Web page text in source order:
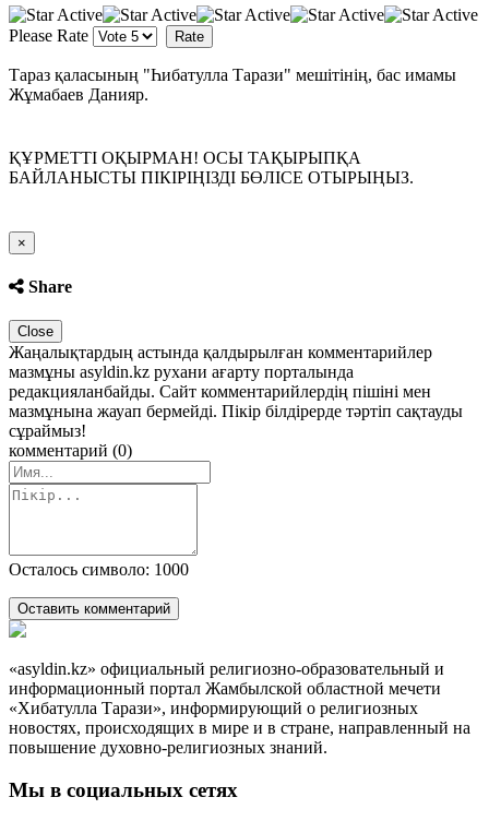
Please Rate
Тараз қаласының "Һибатулла Тарази" мешітінің, бас имамы
Жұмабаев Данияр.
ҚҰРМЕТТІ ОҚЫРМАН! ОСЫ ТАҚЫРЫПҚА
БАЙЛАНЫСТЫ ПІКІРІҢІЗДІ БӨЛІСЕ ОТЫРЫҢЫЗ.
×
Share
Close
Жаңалықтардың астында қалдырылған комментарийлер
мазмұны asyldin.kz рухани ағарту порталында
редакцияланбайды. Сайт комментарийлердің пішіні мен
мазмұнына жауап бермейді. Пікір білдірерде тәртіп сақтауды
сұраймыз!
комментарий (0)
Осталось символо: 1000
Оставить комментарий
«asyldin.kz» официальный религиозно-образовательный и
информационный портал Жамбылской областной мечети
«Хибатулла Тарази», информирующий о религиозных
новостях, происходящих в мире и в стране, направленный на
повышение духовно-религиозных знаний.
Мы в социальных сетях